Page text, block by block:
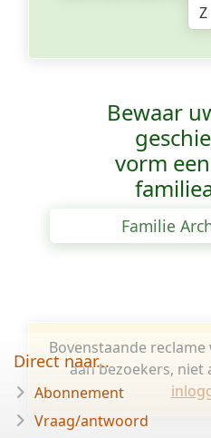
Z
Bewaar
vorm
Familie
Bovenstaande
aan bezoekers, niet
Direct naar...
Abonnement
Vraag/antwoord